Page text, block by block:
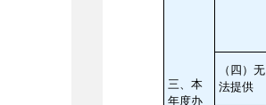
三、本
年度办
（四）无
法提供